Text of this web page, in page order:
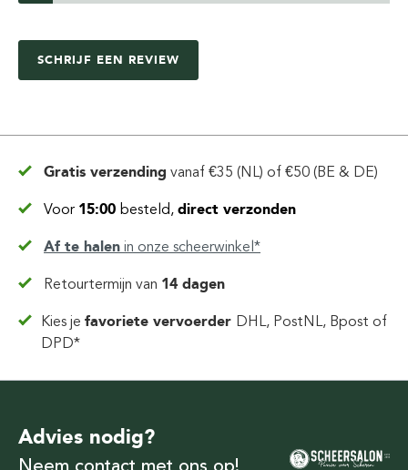
SCHRIJF EEN REVIEW
Gratis verzending vanaf €35 (NL) of €50 (BE & DE)
Voor 15:00 besteld, direct verzonden
Af te halen in onze scheerwinkel*
Retourtermijn van 14 dagen
Kies jefavoriete vervoerder DHL, PostNL, Bpost of
DPD*
Advies nodig?